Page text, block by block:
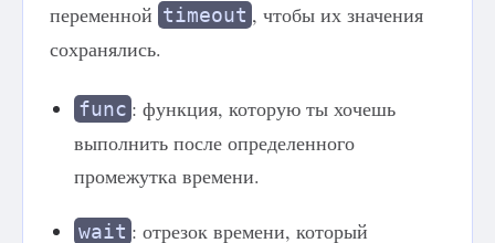
переменной timeout , чтобы их значения
сохранялись.
func : функция, которую ты хочешь
выполнить после определенного
промежутка времени.
wait : отрезок времени, который